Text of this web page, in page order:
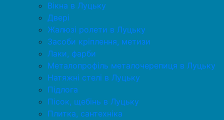
Вікна в Луцьку
Двері
Жалюзі ролети в Луцьку
Засоби кріплення, метизи
Лаки, фарби
Металопрофіль металочерепиця в Луцьку
Натяжні стелі в Луцьку
Підлога
Пісок, щебінь в Луцьку
Плитка, сантехніка